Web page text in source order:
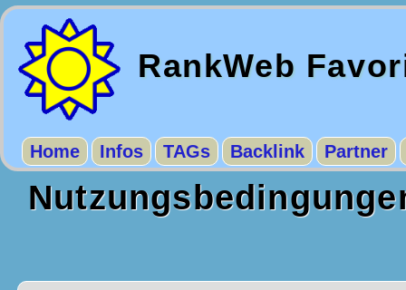
RankWeb
Home Infos TAGs Backlink Partner